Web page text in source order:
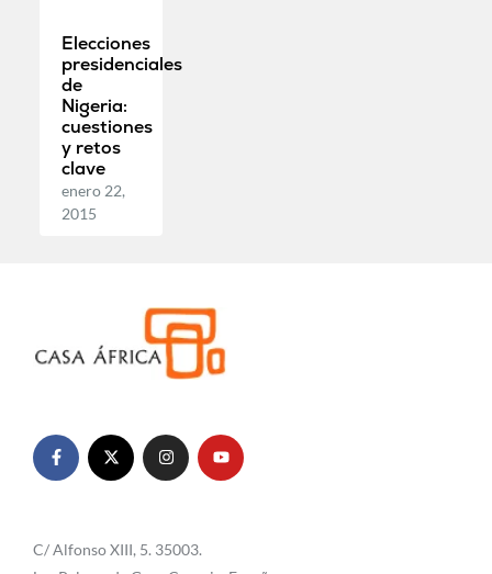
Elecciones
presidenciales
de
Nigeria:
cuestiones
y retos
clave
enero 22,
2015
C/ Alfonso XIII, 5. 35003.